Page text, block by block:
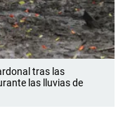
tras las
las lluvias de